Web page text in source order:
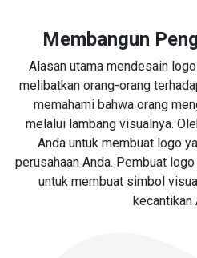
Membangun
Alasan utama mendesain
melibatkan orang-orang
memahami bahwa orang
melalui lambang visualnya.
Anda untuk membuat logo
perusahaan Anda. Pembuat
untuk membuat simbol
kecantikan